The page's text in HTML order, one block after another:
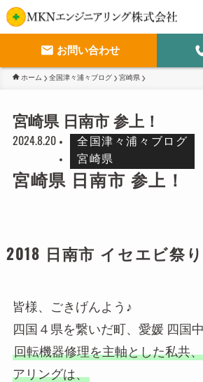
お問い合わせ
ホーム 全国津々浦々ブログ 宮崎県
宮崎県 日南市 参上！
2024.8.20
全国津々浦々ブログ
宮崎県
宮崎県 日南市 参上！
2018 日南市 イセエビ祭り
皆様、ごきげんよう♪
四国４県を繋いだ町、愛媛 四国
回転機器修理を主軸とした私共
アリングは、